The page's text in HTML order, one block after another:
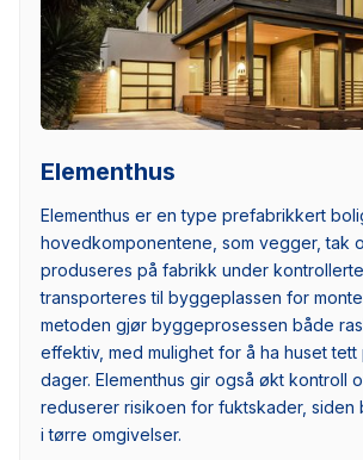
Elementhus
Elementhus er en type prefabrikkert
hovedkomponentene, som vegger, tak
produseres på fabrikk under
transporteres til byggeplassen for
metoden gjør byggeprosessen både
effektiv, med mulighet for å ha huset
dager. Elementhus gir også økt kontroll
reduserer risikoen for fuktskader, siden
i tørre omgivelser.